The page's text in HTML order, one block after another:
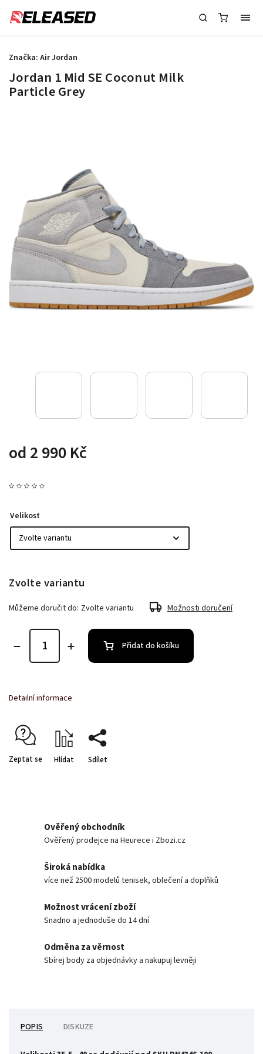
Jordan 1 Mid SE Coconut Milk
Particle Grey
od 2 990 Kč
Značka: Air Jordan
Velikost
Zvolte variantu
Můžeme doručit do: Zvolte variantu Možnosti doručení
Přidat do košíku
Detailní informace
Zeptat se Hlídat Sdílet
Ověřený obchodník
Ověřený prodejce na Heurece i Zbozi.cz
Široká nabídka
více než 2500 modelů tenisek, oblečení a doplňků
Možnost vrácení zboží
Snadno a jednoduše do 14 dní
Odměna za věrnost
Sbírej body za objednávky a nakupuj levněji
POPIS DISKUZE